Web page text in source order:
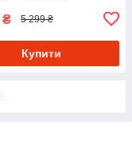
₴ 5 299 ₴
Купити